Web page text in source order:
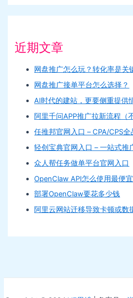
近期文章
网盘推广怎么玩？转化率是关
网盘推广接单平台怎么选择？
AI时代的建站，更要侧重提供
阿里千问APP推广拉新流程（
任推邦官网入口 – CPA/CPS
轻创宝典官网入口 – 一站式推
众人帮任务做单平台官网入口
OpenClaw API怎么使用最便宜
部署OpenClaw要花多少钱
阿里云网站迁移导致卡顿或数